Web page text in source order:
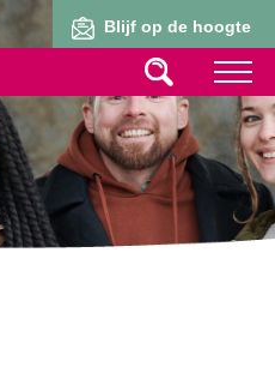
Blijf op de hoogte